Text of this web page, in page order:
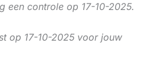
een controle op 17-10-2025.
op 17-10-2025 voor jouw